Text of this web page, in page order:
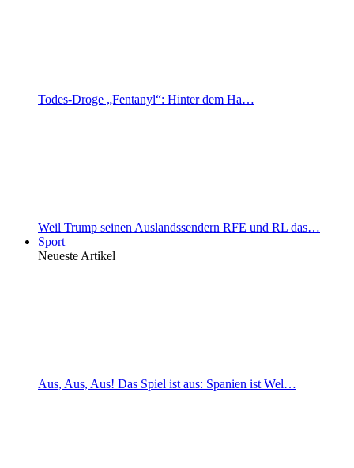
Todes-Droge „Fentanyl“: Hinter dem Ha…
Weil Trump seinen Auslandssendern RFE und RL das…
Sport
Neueste Artikel
Aus, Aus, Aus! Das Spiel ist aus: Spanien ist Wel…